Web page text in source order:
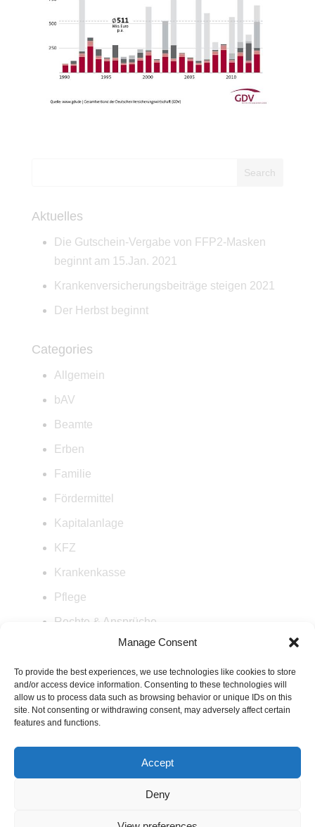
Manage Consent
To provide the best experiences, we use technologies like cookies to store
and/or access device information. Consenting to these technologies will
allow us to process data such as browsing behavior or unique IDs on this
site. Not consenting or withdrawing consent, may adversely affect certain
features and functions.
Accept
Deny
Aktuelles
Die Gutschein-Vergabe von FFP2-Masken
beginnt am 15.Jan. 2021
Krankenversicherungsbeiträge steigen 2021
Der Herbst beginnt
Categories
Allgemein
bAV
Beamte
Erben
Familie
Fördermittel
Kapitalanlage
KFZ
Krankenkasse
Pflege
Rechte & Ansprüche
Steuern
Versicherung
Wohnen
Satzung